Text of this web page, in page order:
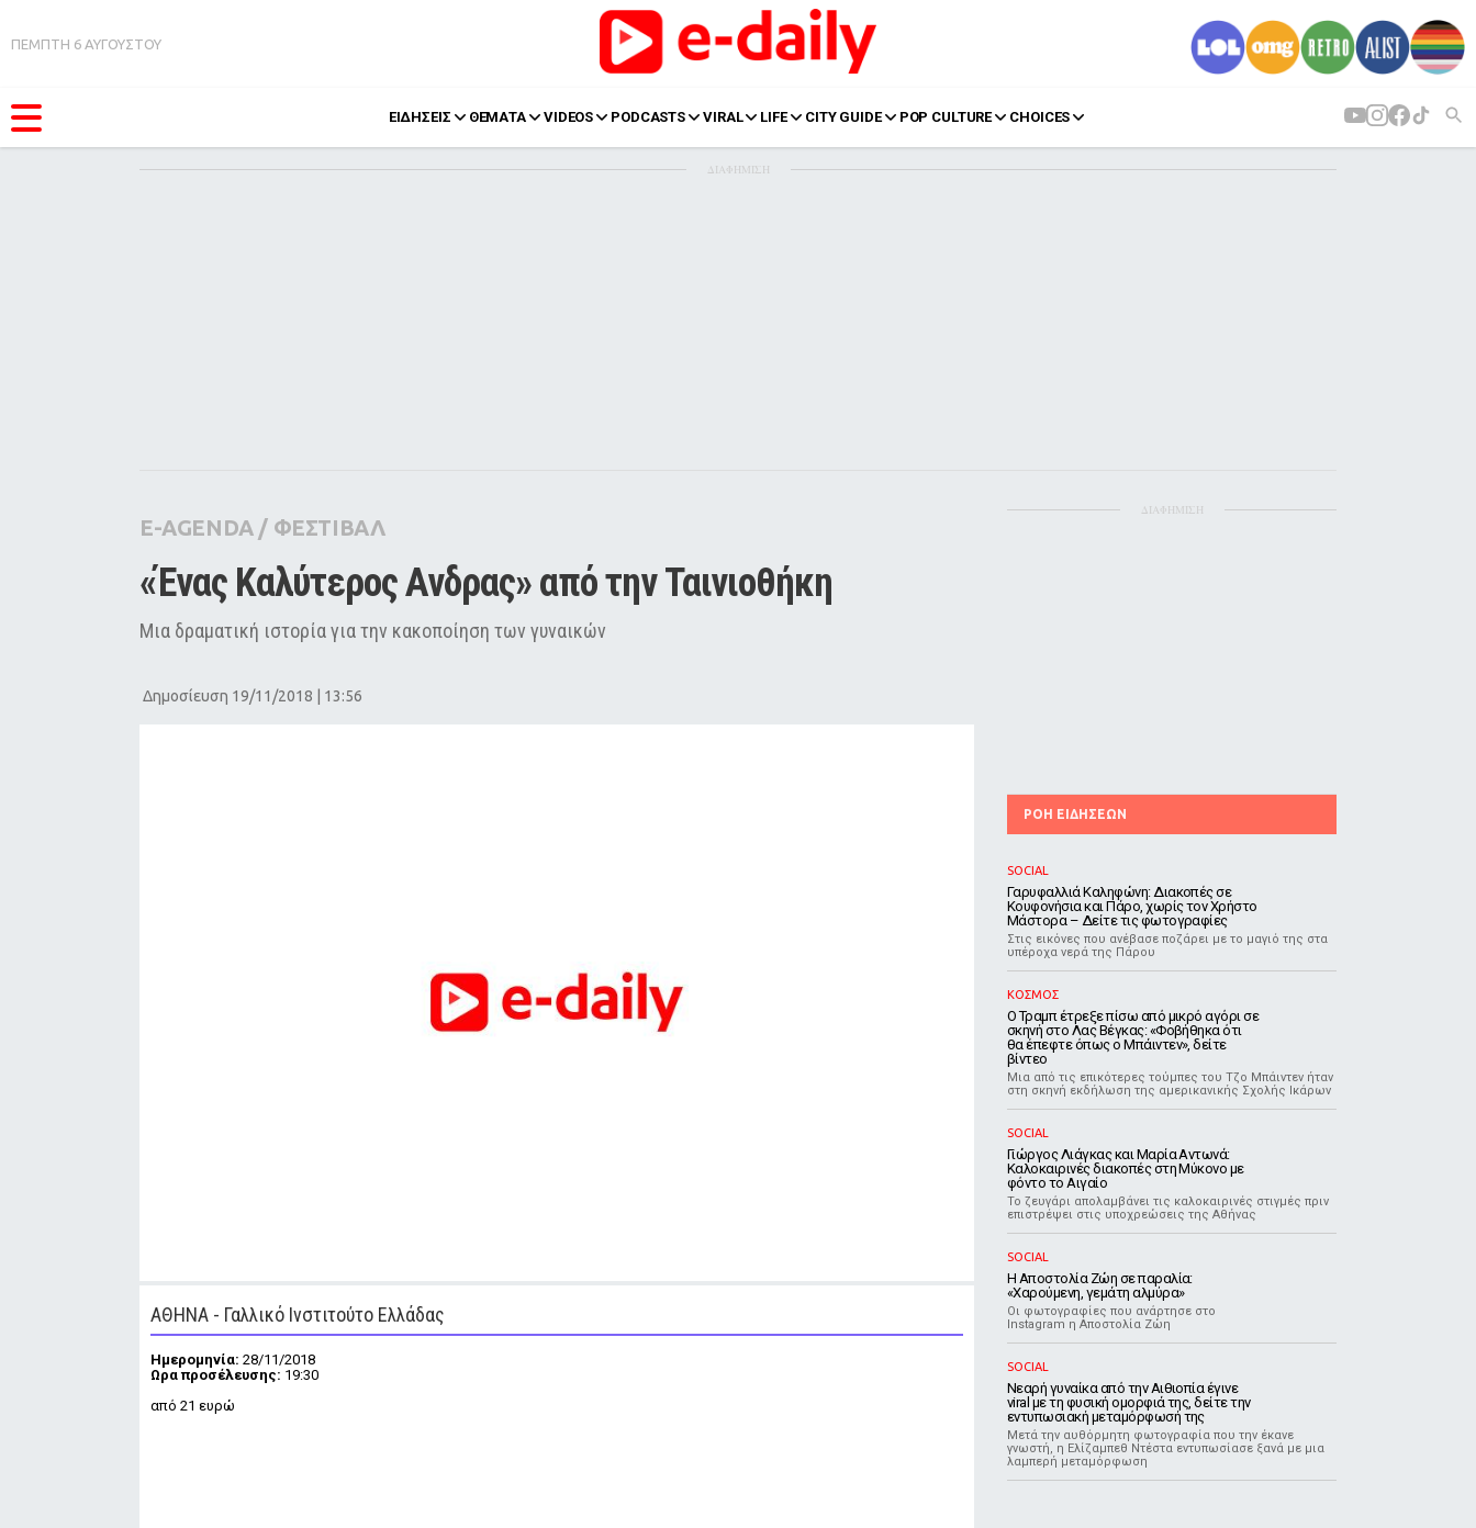
ΠΕΜΠΤΗ 6 ΑΥΓΟΥΣΤΟΥ
ΕΙΔΗΣΕΙΣ ΘΕΜΑΤΑ VIDEOS PODCASTS VIRAL LIFE CITY GUIDE POP CULTURE CHOICES
Pop Culture
Agenda
ΔΙΑΦΗΜΙΣΗ
E-AGENDA/ ΦΕΣΤΙΒΑΛ
«Ένας Καλύτερος Ανδρας» από την Ταινιοθήκη
Μια δραματική ιστορία για την κακοποίηση των γυναικών
Δημοσίευση 19/11/2018 | 13:56
ΑΘΗΝΑ - Γαλλικό Ινστιτούτο Ελλάδας
Ημερομηνία: 28/11/2018
Ωρα προσέλευσης: 19:30
από 21 ευρώ
ΔΙΑΦΗΜΙΣΗ
ΡΟΗ ΕΙΔΗΣΕΩΝ
SOCIAL
Γαρυφαλλιά Καληφώνη: Διακοπές σε
Κουφονήσια και Πάρο, χωρίς τον Χρήστο
Μάστορα – Δείτε τις φωτογραφίες
Στις εικόνες που ανέβασε ποζάρει με το μαγιό της στα
υπέροχα νερά της Πάρου
ΚΟΣΜΟΣ
Ο Τραμπ έτρεξε πίσω από μικρό αγόρι σε
σκηνή στο Λας Βέγκας: «Φοβήθηκα ότι
θα έπεφτε όπως ο Μπάιντεν», δείτε
βίντεο
Μια από τις επικότερες τούμπες του Τζο Μπάιντεν ήταν
στη σκηνή εκδήλωση της αμερικανικής Σχολής Ικάρων
SOCIAL
Γιώργος Λιάγκας και Μαρία Αντωνά:
Καλοκαιρινές διακοπές στη Μύκονο με
φόντο το Αιγαίο
Το ζευγάρι απολαμβάνει τις καλοκαιρινές στιγμές πριν
επιστρέψει στις υποχρεώσεις της Αθήνας
SOCIAL
Η Αποστολία Ζώη σε παραλία:
«Χαρούμενη, γεμάτη αλμύρα»
Οι φωτογραφίες που ανάρτησε στο
Instagram η Αποστολία Ζώη
SOCIAL
Νεαρή γυναίκα από την Αιθιοπία έγινε
viral με τη φυσική ομορφιά της, δείτε την
εντυπωσιακή μεταμόρφωσή της
Μετά την αυθόρμητη φωτογραφία που την έκανε
γνωστή, η Ελίζαμπεθ Ντέστα εντυπωσίασε ξανά με μια
λαμπερή μεταμόρφωση